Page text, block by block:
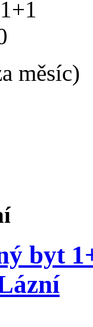
měsíc)
byt